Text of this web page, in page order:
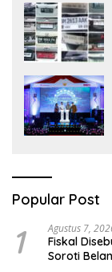
Popular Post
1 Agustus 7,
Fiskal
Soroti